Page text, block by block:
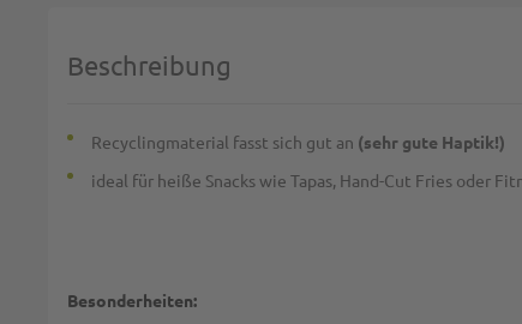
Beschreibung
Recyclingmaterial fasst sich gut an (sehr gute Haptik!)
ideal für heiße Snacks wie Tapas, Hand-Cut Fries oder
Besonderheiten: